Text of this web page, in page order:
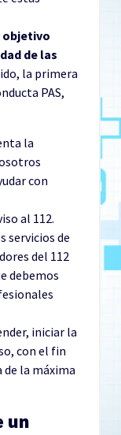
objetivo
de las
la primera
PAS,
la
con
al 112.
servicios de
del 112
debemos
iniciar la
con el fin
de la máxima
un